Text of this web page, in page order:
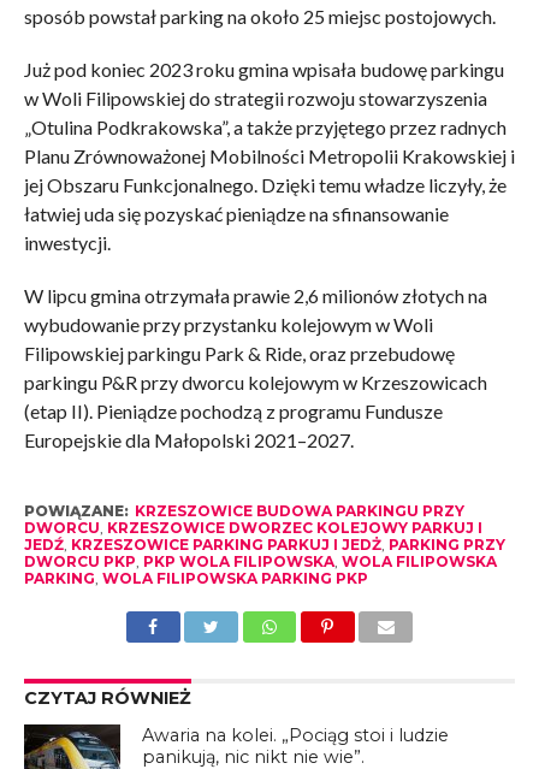
sposób powstał parking na około 25 miejsc postojowych.
Już pod koniec 2023 roku gmina wpisała budowę parkingu
w Woli Filipowskiej do strategii rozwoju stowarzyszenia
„Otulina Podkrakowska”, a także przyjętego przez radnych
Planu Zrównoważonej Mobilności Metropolii Krakowskiej i
jej Obszaru Funkcjonalnego. Dzięki temu władze liczyły, że
łatwiej uda się pozyskać pieniądze na sfinansowanie
inwestycji.
W lipcu gmina otrzymała prawie 2,6 milionów złotych na
wybudowanie przy przystanku kolejowym w Woli
Filipowskiej parkingu Park & Ride, oraz przebudowę
parkingu P&R przy dworcu kolejowym w Krzeszowicach
(etap II). Pieniądze pochodzą z programu Fundusze
Europejskie dla Małopolski 2021–2027.
POWIĄZANE: KRZESZOWICE BUDOWA PARKINGU PRZY
DWORCU KRZESZOWICE DWORZEC KOLEJOWY PARKUJ I
JEDŹ, KRZESZOWICE PARKING PARKUJ I JEDŻ, PARKING PRZY
DWORCU PKP PKP WOLA FILIPOWSKA, WOLA FILIPOWSKA
PARKING WOLA FILIPOWSKA PARKING PKP
CZYTAJ RÓWNIEŻ
Awaria na kolei. „Pociąg stoi i ludzie
panikują, nic nikt nie wie”.